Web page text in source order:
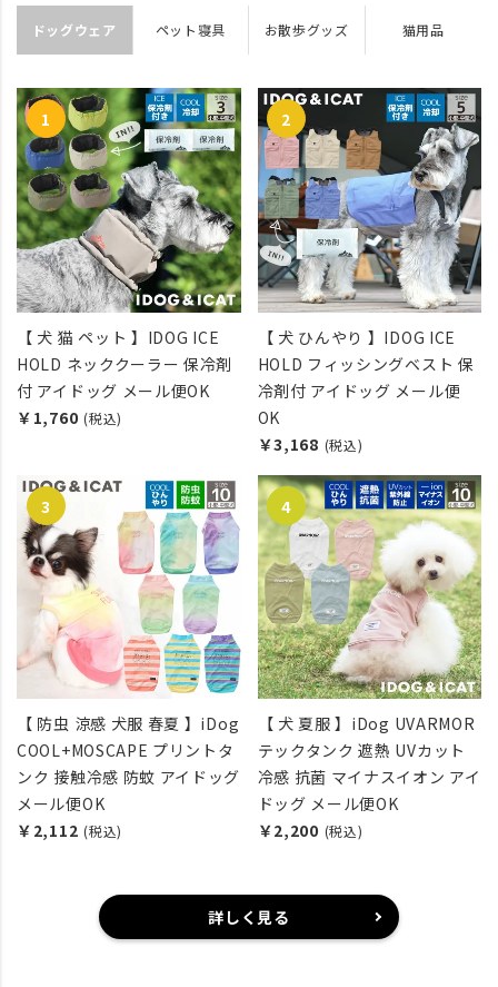
ドッグウェア ペット寝具 お散歩グッズ 猫用品
【 犬 猫 ペット 】IDOG ICE
HOLD ネッククーラー 保冷剤
付 アイドッグ メール便OK
￥1,760 (税込)
【 犬 ひんやり 】IDOG ICE
HOLD フィッシングベスト 保
冷剤付 アイドッグ メール便
OK
￥3,168 (税込)
【 防虫 涼感 犬服 春夏 】iDog
COOL+MOSCAPE プリントタ
ンク 接触冷感 防蚊 アイドッグ
メール便OK
￥2,112 (税込)
【 犬 夏服 】iDog UVARMOR
テックタンク 遮熱 UVカット
冷感 抗菌 マイナスイオン アイ
ドッグ メール便OK
￥2,200 (税込)
詳しく見る